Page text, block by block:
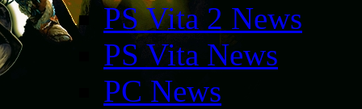
PS Vita 2 News
PS Vita News
PC News